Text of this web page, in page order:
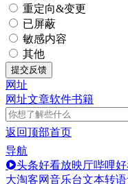
重定向&变更
已屏蔽
敏感内容
其他
提交反馈
网址
网址文章软件书籍
返回顶部首页
导航
头条好看放映厅哔哩
大淘客网音乐台文本转